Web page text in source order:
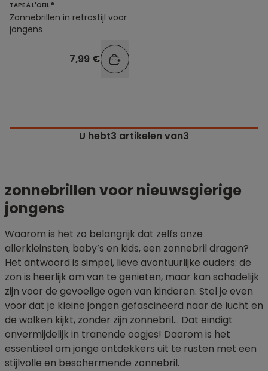
TAPE À L'OEIL ®
Zonnebrillen in retrostijl voor
jongens
7,99 €
U hebt3 artikelen van3
zonnebrillen voor nieuwsgierige
jongens
Waarom is het zo belangrijk dat zelfs onze
allerkleinsten, baby’s en kids, een zonnebril dragen?
Het antwoord is simpel, lieve avontuurlijke ouders: de
zon is heerlijk om van te genieten, maar kan schadelijk
zijn voor de gevoelige ogen van kinderen. Stel je even
voor dat je kleine jongen gefascineerd naar de lucht en
de wolken kijkt, zonder zijn zonnebril… Dat eindigt
onvermijdelijk in tranende oogjes! Daarom is het
essentieel om jonge ontdekkers uit te rusten met een
stijlvolle en beschermende zonnebril.